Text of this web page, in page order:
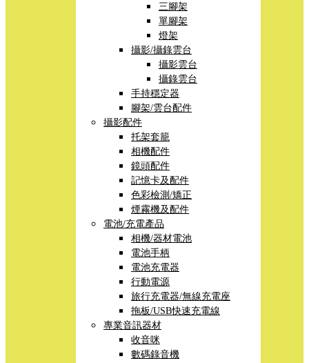
三腳架
單腳架
燈架
攝影/攝錄雲台
攝影雲台
攝錄雲台
手持穩定器
腳架/雲台配件
攝影配件
托架套籠
相機配件
鏡頭配件
記憶卡及配件
色彩檢測/矯正
煙霧機及配件
電池/充電產品
相機/器材電池
電池手柄
電池充電器
行動電源
旅行充電器/無線充電座
拖板/USB快速充電線
專業音訊器材
收音咪
數碼錄音機